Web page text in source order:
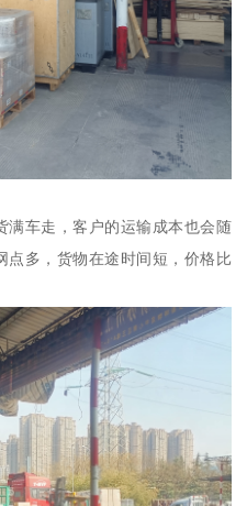
满车走，客户的运输成本也会随
点多，货物在途时间短，价格比